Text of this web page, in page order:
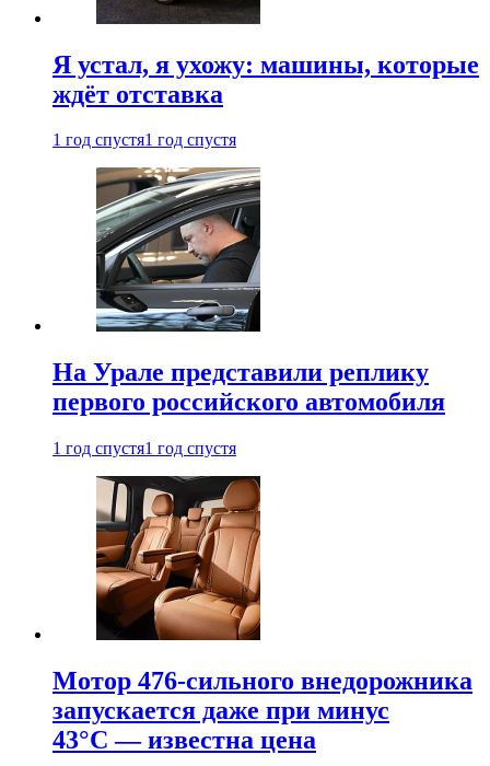
Я устал, я ухожу: машины, которые
ждёт отставка
1 год спустя1 год спустя
На Урале представили реплику
первого российского автомобиля
1 год спустя1 год спустя
Мотор 476-сильного внедорожника
запускается даже при минус
43°С — известна цена